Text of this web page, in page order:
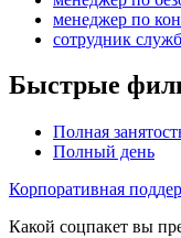
менеджер по
сотрудник
Быстрые
Полная
Полный день
Корпоративная
Какой соцпакет вы